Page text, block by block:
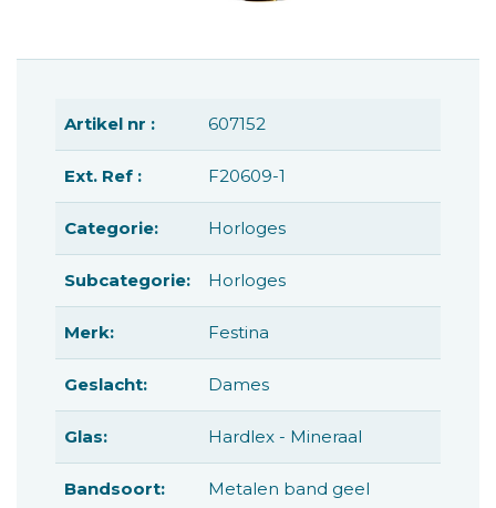
Artikel nr : 607152
Ext. Ref : F20609-1
Categorie: Horloges
Subcategorie: Horloges
Merk: Festina
Geslacht: Dames
Glas: Hardlex - Mineraal
Bandsoort: Metalen band geel